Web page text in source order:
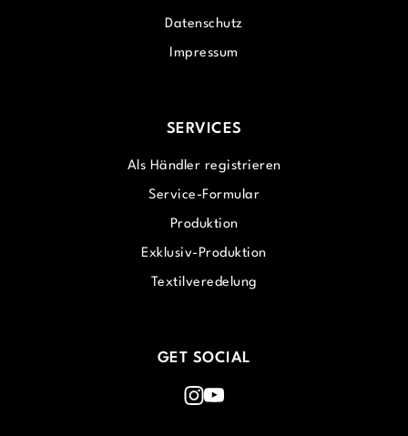
Datenschutz
Impressum
SERVICES
Als Händler registrieren
Service-Formular
Produktion
Exklusiv-Produktion
Textilveredelung
GET SOCIAL
Instagram
Youtube